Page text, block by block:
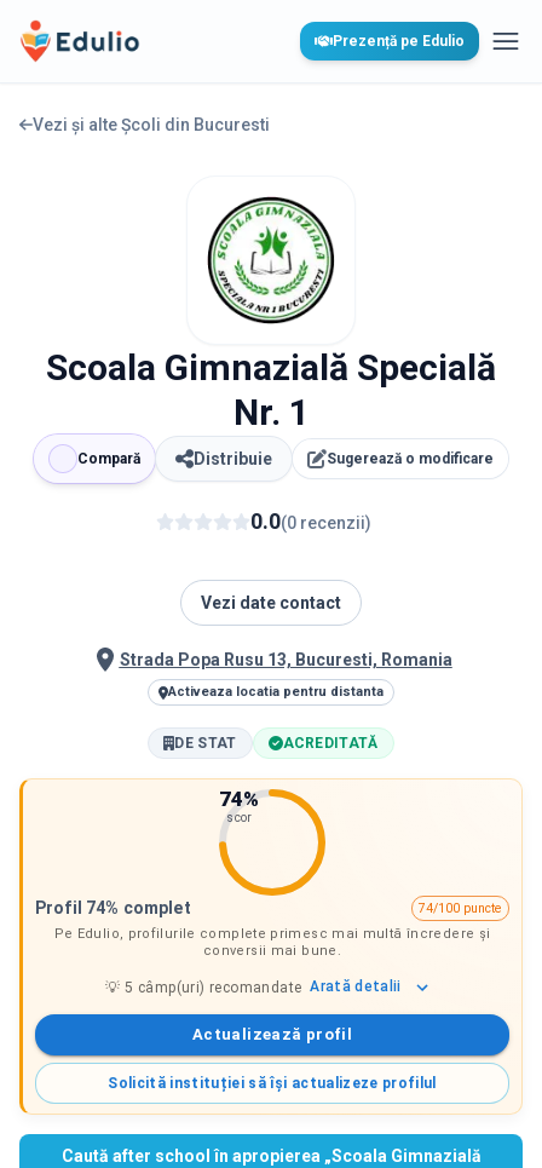
Edulio Prezență pe Edulio
Vezi și alte Școli din Bucuresti
Scoala Gimnazială Specială
Nr. 1
Compară Distribuie Sugerează o modificare
0.0(0 recenzii)
Vezi date contact
Strada Popa Rusu 13, Bucuresti, Romania
Activeaza locatia pentru distanta
DE STAT ACREDITATĂ
74%
scor
Profil 74% complet
74/100 puncte
Pe Edulio, profilurile complete primesc mai multă încredere și
conversii mai bune.
💡5 câmp(uri) recomandate Arată detalii
Actualizează profil
Solicită instituției să își actualizeze profilul
Caută after school în apropierea „Scoala Gimnazială